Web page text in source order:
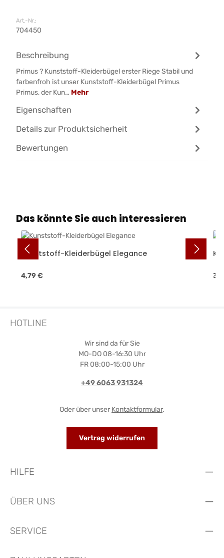
Art.-Nr.:
704450
Beschreibung
Primus ? Kunststoff-Kleiderbügel erster Riege Stabil und
farbenfroh ist unser Kunststoff-Kleiderbügel Primus
Primus, der Kun… Mehr
Eigenschaften
Details zur Produktsicherheit
Bewertungen
Produktgalerie überspringen
Das könnte Sie auch interessieren
Kunststoff-Kleiderbügel Elegance
Regulärer Preis:
4,79 €
HOTLINE
Wir sind da für Sie
MO-DO 08-16:30 Uhr
FR 08:00-15:00 Uhr
+49 6063 931324
Oder über unser Kontaktformular.
Vertrag widerrufen
HILFE
ÜBER UNS
SERVICE